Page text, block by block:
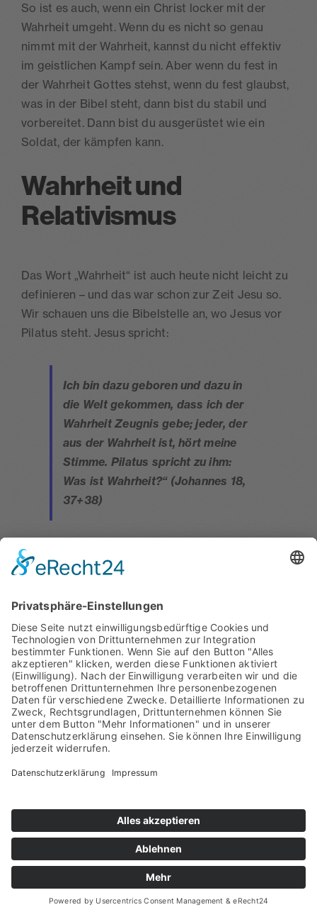
So ist es auch, wenn ein Christ locker mit der
Wahrheit umgeht. Wenn du es nicht so genau
nimmt mit der Wahrheit, kannst du nicht effektiv
im geistlichen Kampf sein. Aber wenn du fest in
der Wahrheit Gottes stehst, wenn du fest glaubst,
was in der Bibel steht, dann bist du stabil und
vorbereitet. Dann bist du ausgerüstet wie ein
Soldat, der kämpfen kann.
Wahrheit und
Relativismus
Das Wort „Wahrheit“ ist auch heute nicht leicht zu
definieren – und das war schon zur Zeit Jesu so.
Wir schauen uns die Bibelstelle an, wo Jesus vor
Pilatus steht. Jesus spricht:
Ich bin dazu geboren und dazu in
die Welt gekommen, dass ich der
WahrheitZeugnis gebe; jeder, der
aus der Wahrheitist, hört meine
Stimme. Pilatus spricht zu ihm:
Was ist Wahrheit?“ (Johannes 18,
37+38)
Pilatus kann nicht verstehen, was Jesus erklärt. Zu
dieser Zeit war die Frage nach der Wahrheit auch
Auch heute fällt es vielen schwer, Wahrheit
eindeutig zu bestimmen. Häufig hört man,
Wahrheit sei relativ und jeder habe seine eigene.
Aber das ist ein typischer Angriff Satans, denn das
stimmt nicht. In der Bibel können wir klar lesen,
was die Wahrheit ist. In einem der bekanntesten
Verse steht:
das Leben.“ (Johannes 14,6)
Weiterhin sagt Jesus folgendes über die Wahrheit: